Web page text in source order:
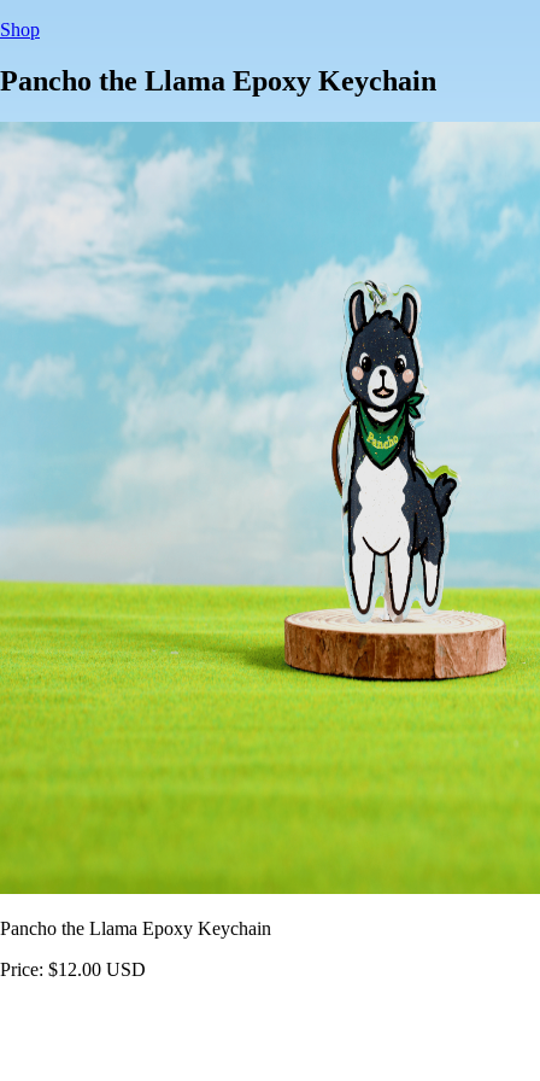
Shop
Pancho the Llama Epoxy Keychain
Pancho the Llama Epoxy Keychain
Price: $12.00 USD